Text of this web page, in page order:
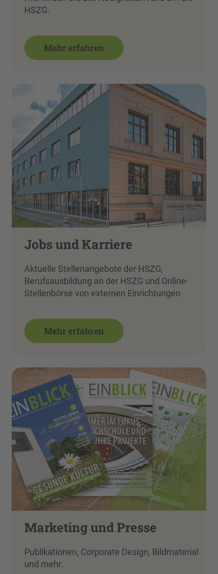
HSZG.
Mehr erfahren
Jobs und Karriere
Aktuelle Stellenangebote der HSZG,
Berufsausbildung an der HSZG und Online-
Stellenbörse von externen Einrichtungen
Mehr erfahren
Marketing und Presse
Publikationen, Corporate Design, Bildmaterial
und mehr.